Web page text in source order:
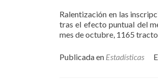
Ralentización en las
tras el efecto puntual del
mes de octubre, 1165
Publicada en Estadísticas